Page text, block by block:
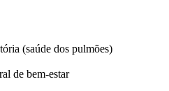
(saúde dos pulmões)
de bem-estar